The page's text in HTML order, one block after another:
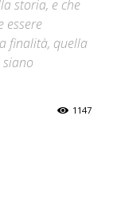
storia, e che
essere
finalità, quella
1147